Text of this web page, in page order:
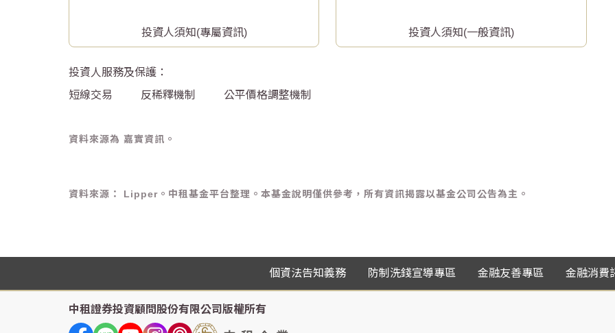
投資人須知(專屬資訊) 投資人須知(一般資訊)
投資人服務及保護：
短線交易
反稀釋機制 公平價格調整機制
資料來源為 嘉實資訊。
資料來源： Lipper。中租基金平台整理。本基金說明僅供參考，所有資訊揭露以基金公司公告為主。
個資法告知義務 防制洗錢宣導專區 金融友善專區 金融消費
中租證券投資顧問股份有限公司版權所有